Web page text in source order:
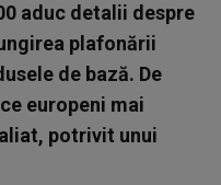
aduc detalii despre
plafonării
de bază. De
europeni mai
potrivit unui